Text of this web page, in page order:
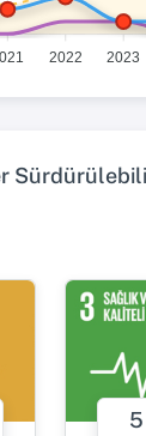
2022 2023
5